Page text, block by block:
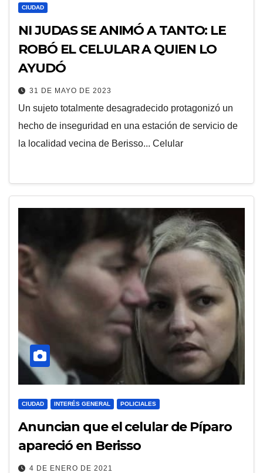
CIUDAD
NI JUDAS SE ANIMÓ A TANTO: LE
ROBÓ EL CELULAR A QUIEN LO
AYUDÓ
31 DE MAYO DE 2023
Un sujeto totalmente desagradecido protagonizó un
hecho de inseguridad en una estación de servicio de
la localidad vecina de Berisso... Celular
CIUDAD INTERÉS GENERAL POLICIALES
Anuncian que el celular de Píparo
apareció en Berisso
4 DE ENERO DE 2021